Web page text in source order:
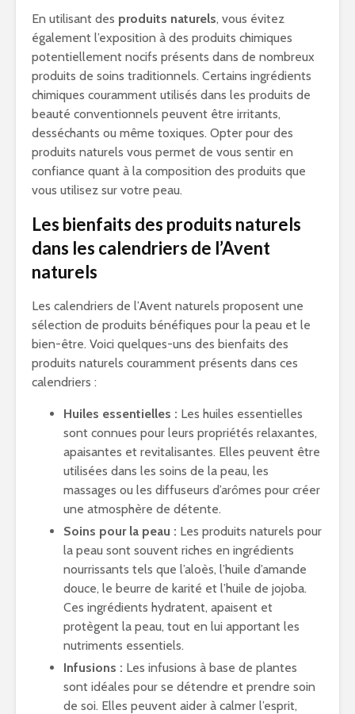
En utilisant des produits naturels, vous évitez
également l’exposition à des produits chimiques
potentiellement nocifs présents dans de nombreux
produits de soins traditionnels. Certains ingrédients
chimiques couramment utilisés dans les produits de
beauté conventionnels peuvent être irritants,
desséchants ou même toxiques. Opter pour des
produits naturels vous permet de vous sentir en
confiance quant à la composition des produits que
vous utilisez sur votre peau.
Les bienfaits des produits naturels
dans les calendriers de l’Avent
naturels
Les calendriers de l’Avent naturels proposent une
sélection de produits bénéfiques pour la peau et le
bien-être. Voici quelques-uns des bienfaits des
produits naturels couramment présents dans ces
calendriers :
Huiles essentielles : Les huiles essentielles
sont connues pour leurs propriétés relaxantes,
apaisantes et revitalisantes. Elles peuvent être
utilisées dans les soins de la peau, les
massages ou les diffuseurs d’arômes pour créer
une atmosphère de détente.
Soins pour la peau : Les produits naturels pour
la peau sont souvent riches en ingrédients
nourrissants tels que l’aloès, l’huile d’amande
douce, le beurre de karité et l’huile de jojoba.
Ces ingrédients hydratent, apaisent et
protègent la peau, tout en lui apportant les
nutriments essentiels.
Infusions : Les infusions à base de plantes
sont idéales pour se détendre et prendre soin
de soi. Elles peuvent aider à calmer l’esprit,